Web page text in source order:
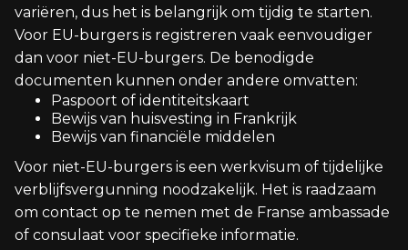
variëren, dus het is belangrijk om tijdig te starten.
Voor EU-burgers is registreren vaak eenvoudiger
dan voor niet-EU-burgers. De benodigde
documenten kunnen onder andere omvatten:
Paspoort of identiteitskaart
Bewijs van huisvesting in Frankrijk
Bewijs van financiële middelen
Voor niet-EU-burgers is een werkvisum of tijdelijke
verblijfsvergunning noodzakelijk. Het is raadzaam
om contact op te nemen met de Franse ambassade
of consulaat voor specifieke informatie.